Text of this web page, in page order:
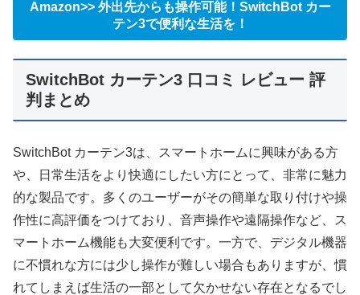
Amazon>> 外出先からも操作可能！SwitchBot カー
テン3で便利な生活を！
SwitchBot カーテン3 口コミ レビュー 評
判まとめ
SwitchBot カーテン3は、スマートホームに興味がある方
や、日常生活をより快適にしたい方にとって、非常に魅力
的な製品です。多くのユーザーがその簡単な取り付けや操
作性に高評価をつけており、音声操作や遠隔操作など、ス
マートホーム機能も大変便利です。一方で、デジタル機器
に不慣れな方には少し操作が難しい場合もありますが、慣
れてしまえば生活の一部として欠かせない存在となるでし